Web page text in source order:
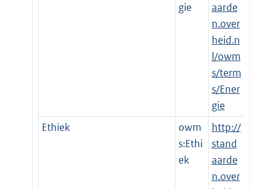
gie
aarde
n.over
heid.n
l/owm
s/term
s/Ener
gie
Ethiek
owm
s:Ethi
ek
http://
stand
aarde
n.over